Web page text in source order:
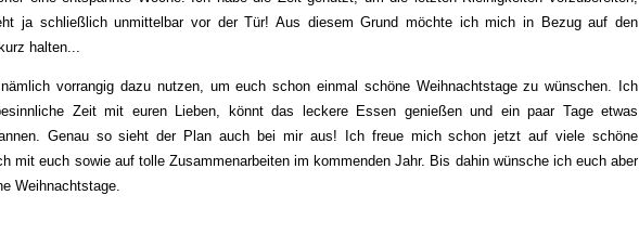
ja schließlich unmittelbar vor der Tür! Aus diesem Grund möchte ich mich in Bezug auf den
halten...
vorrangig dazu nutzen, um euch schon einmal schöne Weihnachtstage zu wünschen. Ich
Zeit mit euren Lieben, könnt das leckere Essen genießen und ein paar Tage etwas
Genau so sieht der Plan auch bei mir aus! Ich freue mich schon jetzt auf viele schöne
mit euch sowie auf tolle Zusammenarbeiten im kommenden Jahr. Bis dahin wünsche ich euch aber
Weihnachtstage.